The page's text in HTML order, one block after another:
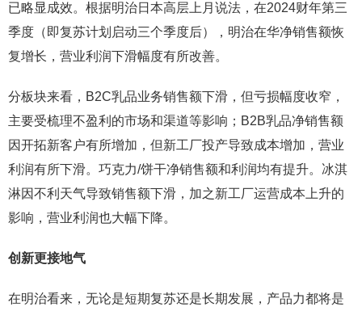
已略显成效。根据明治日本高层上月说法，在2024财年第三
季度（即复苏计划启动三个季度后），明治在华净销售额恢
复增长，营业利润下滑幅度有所改善。
分板块来看，B2C乳品业务销售额下滑，但亏损幅度收窄，
主要受梳理不盈利的市场和渠道等影响；B2B乳品净销售额
因开拓新客户有所增加，但新工厂投产导致成本增加，营业
利润有所下滑。巧克力/饼干净销售额和利润均有提升。冰淇
淋因不利天气导致销售额下滑，加之新工厂运营成本上升的
影响，营业利润也大幅下降。
创新更接地气
在明治看来，无论是短期复苏还是长期发展，产品力都将是